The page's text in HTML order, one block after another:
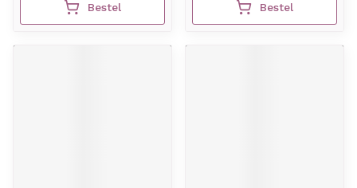
Bestel Bestel